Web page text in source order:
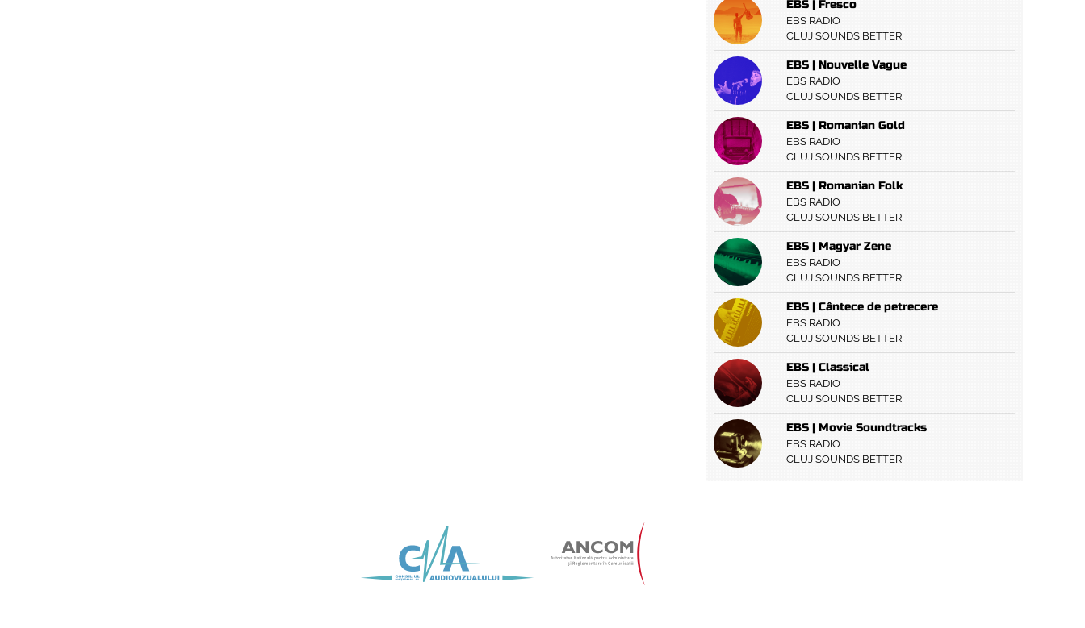
EBS | Fresco
EBS RADIO
CLUJ SOUNDS BETTER
EBS | Nouvelle Vague
EBS RADIO
CLUJ SOUNDS BETTER
EBS | Romanian Gold
EBS RADIO
CLUJ SOUNDS BETTER
EBS | Romanian Folk
EBS RADIO
CLUJ SOUNDS BETTER
EBS | Magyar Zene
EBS RADIO
CLUJ SOUNDS BETTER
EBS | Cântece de petrecere
EBS RADIO
CLUJ SOUNDS BETTER
EBS | Classical
EBS RADIO
CLUJ SOUNDS BETTER
EBS | Movie Soundtracks
EBS RADIO
CLUJ SOUNDS BETTER